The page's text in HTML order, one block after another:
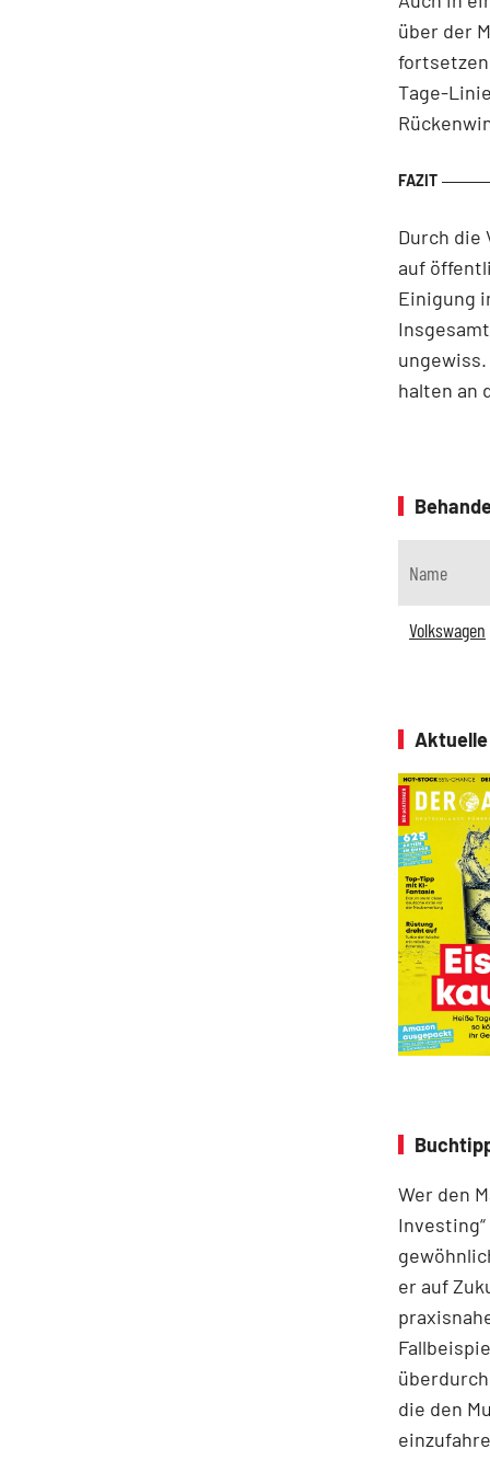
über der
Tage-
Durch die
auf
Einigung
halten an
Name
Volkswagen
Wer den
er auf
die den